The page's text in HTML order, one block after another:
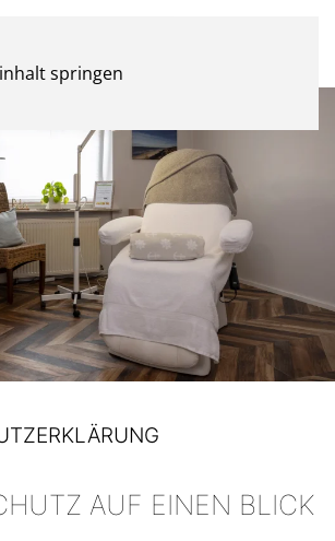
springen
AUF EINEN BLICK